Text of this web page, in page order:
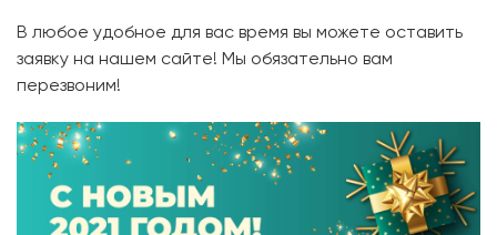
В любое удобное для вас время вы можете оставить
заявку на нашем сайте! Мы обязательно вам
перезвоним!